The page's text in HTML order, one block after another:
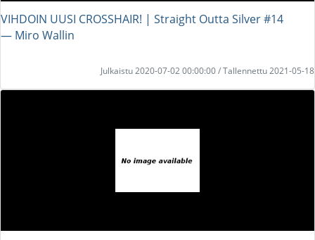
VIHDOIN UUSI CROSSHAIR! | Straight Outta Silver #14
― Miro Wallin
Julkaistu 2020-07-02 00:00:00 / Tallennettu 2021-05-18